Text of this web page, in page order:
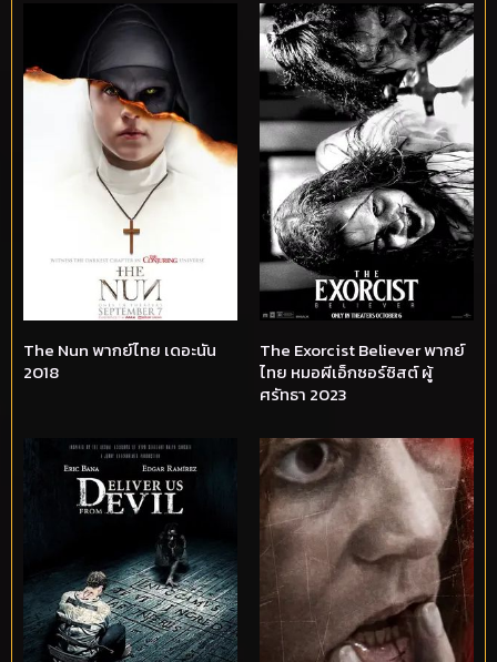
The Nun พากย์ไทย เดอะนัน
2018
The Exorcist Believer พากย์
ไทย หมอผีเอ็กซอร์ซิสต์ ผู้
ศรัทธา 2023